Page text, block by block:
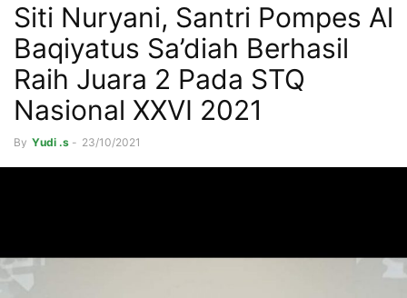
Siti Nuryani, Santri Pompes Al
Baqiyatus Sa’diah Berhasil
Raih Juara 2 Pada STQ
Nasional XXVI 2021
By Yudi .s - 23/10/2021